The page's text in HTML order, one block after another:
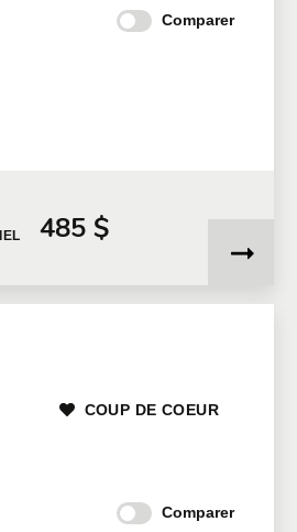
Comparer
485 $
COUP DE COEUR
Comparer